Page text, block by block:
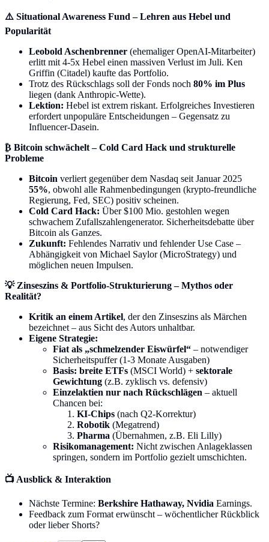
⚠️ Situational Awareness Fund – Lehren aus Hebel und
Popularität
Leobold Aschenbrenner (ehemaliger OpenAI-Mitarbeiter)
erlitt mit 4-5x Hebel einen massiven Verlust im Juli. Ken
Griffin (Citadel) kaufte das Portfolio.
Trotz des Rückschlags soll der Fonds noch 80% im Plus
liegen (dank Anthropic-Wette).
Lektion: Hebel ist extrem riskant. Erfolgreiches Investieren
erfordert unpopuläre Entscheidungen – Gegensatz zu
Influencer-Dasein.
₿ Bitcoin schwächelt – Cold Card Hack und strukturelle
Probleme
Bitcoin verliert gegenüber dem Nasdaq seit Januar 2025
55%, obwohl alle Rahmenbedingungen (krypto-freundliche
Regierung, Fed, SEC) positiv scheinen.
Cold Card Hack: Über $100 Mio. gestohlen wegen
schwachem Zufallszahlengenerator. Sicherheitsdebatte über
Bitcoin als Ganzes.
Zukunft: Fehlendes Narrativ und fehlender Use Case –
Abhängigkeit von Michael Saylor (MicroStrategy) und
möglichen neuen Impulsen.
💡 Zinseszins & Portfolio-Strukturierung – Mythos oder
Realität?
Kritik an einem Artikel, der den Zinseszins als Märchen
bezeichnet – aus Sicht des Autors unhaltbar.
Eigene Strategie:
Fiat als „schmelzender Eiswürfel“ – notwendiger
Sicherheitspuffer (1-3 Monate Ausgaben)
Basis: breite ETFs (MSCI World) + sektorale
Gewichtung (z.B. zyklisch vs. defensiv)
Einzelaktien nur nach Rückschlägen – aktuell
Chancen bei:
KI-Chips (nach Q2-Korrektur)
Robotik (Megatrend)
Pharma (Übernahmen, z.B. Eli Lilly)
Risikomanagement: Nicht zwischen Anlageklassen
springen, sondern im Portfolio gezielt umschichten.
📺 Ausblick & Interaktion
Nächste Termine: Berkshire Hathaway, Nvidia Earnings.
Feedback zum Format erwünscht – wöchentlicher Rückblick
oder lieber Shorts?